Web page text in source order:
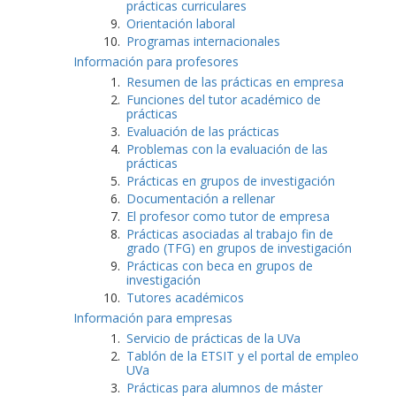
prácticas curriculares
Orientación laboral
Programas internacionales
Información para profesores
Resumen de las prácticas en empresa
Funciones del tutor académico de
prácticas
Evaluación de las prácticas
Problemas con la evaluación de las
prácticas
Prácticas en grupos de investigación
Documentación a rellenar
El profesor como tutor de empresa
Prácticas asociadas al trabajo fin de
grado (TFG) en grupos de investigación
Prácticas con beca en grupos de
investigación
Tutores académicos
Información para empresas
Servicio de prácticas de la UVa
Tablón de la ETSIT y el portal de empleo
UVa
Prácticas para alumnos de máster